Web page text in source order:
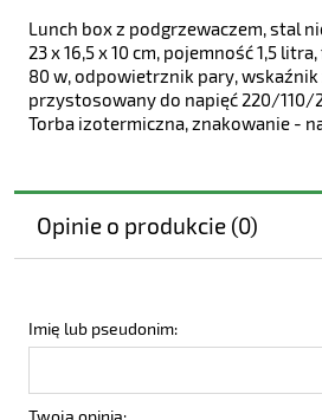
Lunch box z podgrzewaczem, stal
23 x 16,5 x 10 cm, pojemność 1,5
80 w, odpowietrznik pary, wskaźnik
przystosowany do napięć 220/110/
Torba izotermiczna, znakowanie -
Opinie o produkcie (0)
Imię lub pseudonim:
Twoja opinia: